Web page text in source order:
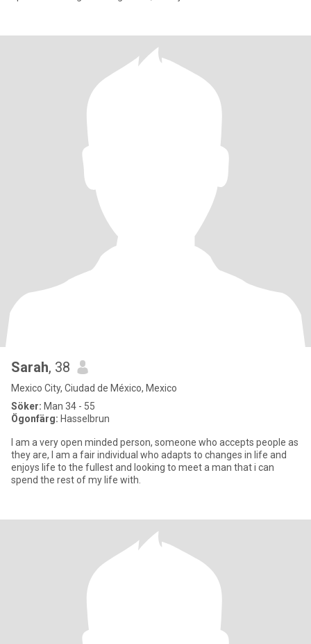
Sarah, 38
Mexico City, Ciudad de México, Mexico
Söker: Man 34 - 55
Ögonfärg: Hasselbrun
I am a very open minded person, someone who accepts people as
they are, I am a fair individual who adapts to changes in life and
enjoys life to the fullest and looking to meet a man that i can
spend the rest of my life with.